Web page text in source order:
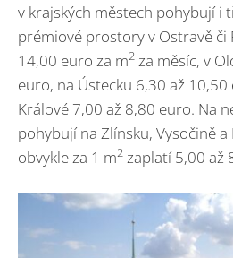
v krajských městech pohybují i
prémiové prostory v Ostravě či
14,00 euro za m2 za měsíc, v
euro, na Ústecku 6,30 až
Králové 7,00 až 8,80 euro. Na
pohybují na Zlínsku, Vysočině
obvykle za 1 m2 zaplatí 5,00 až